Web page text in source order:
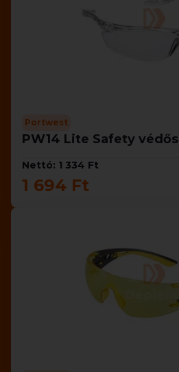
Portwest
PW14 Lite Safety
Nettó: 1 334 Ft
1 694 Ft